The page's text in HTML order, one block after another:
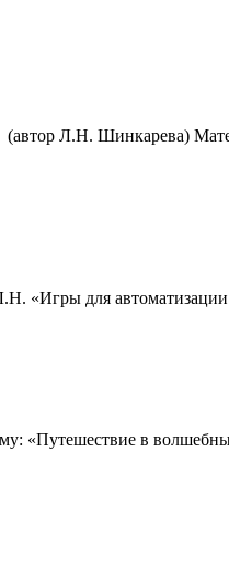
Л.Н. Шинкарева)
«Игры для
«Путешествие в